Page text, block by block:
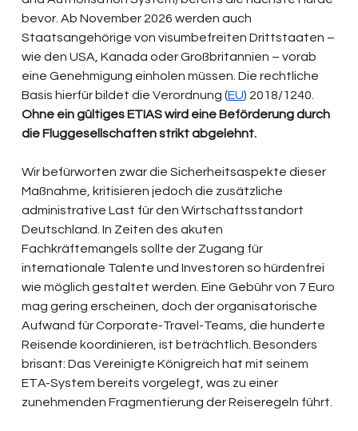
bevor. Ab November 2026 werden auch
Staatsangehörige von visumbefreiten Drittstaaten –
wie den USA, Kanada oder Großbritannien – vorab
eine Genehmigung einholen müssen. Die rechtliche
Basis hierfür bildet die Verordnung (EU) 2018/1240.
Ohne ein gültiges ETIAS wird eine Beförderung durch
die Fluggesellschaften strikt abgelehnt.
Wir befürworten zwar die Sicherheitsaspekte dieser
Maßnahme, kritisieren jedoch die zusätzliche
administrative Last für den Wirtschaftsstandort
Deutschland. In Zeiten des akuten
Fachkräftemangels sollte der Zugang für
internationale Talente und Investoren so hürdenfrei
wie möglich gestaltet werden. Eine Gebühr von 7 Euro
mag gering erscheinen, doch der organisatorische
Aufwand für Corporate-Travel-Teams, die hunderte
Reisende koordinieren, ist beträchtlich. Besonders
brisant: Das Vereinigte Königreich hat mit seinem
ETA-System bereits vorgelegt, was zu einer
zunehmenden Fragmentierung der Reiseregeln führt.